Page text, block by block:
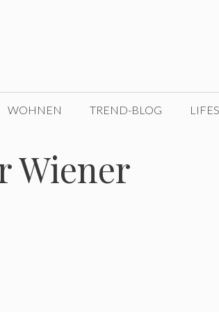
WOHNEN TREND-BLOG
Wiener